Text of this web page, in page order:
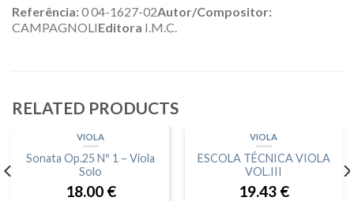
Referência:0 04-1627-02Autor/Compositor:
CAMPAGNOLIEditora I.M.C.
RELATED PRODUCTS
VIOLA
Sonata Op.25 Nº 1 – Viola
Solo
18.00 €
VIOLA
ESCOLA TÉCNICA VIOLA
VOL.III
19.43 €